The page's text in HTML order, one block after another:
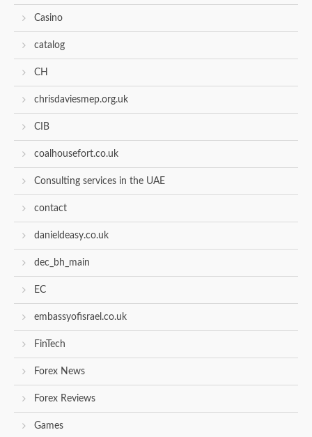
Casino
catalog
CH
chrisdaviesmep.org.uk
CIB
coalhousefort.co.uk
Consulting services in the UAE
contact
danieldeasy.co.uk
dec_bh_main
EC
embassyofisrael.co.uk
FinTech
Forex News
Forex Reviews
Games